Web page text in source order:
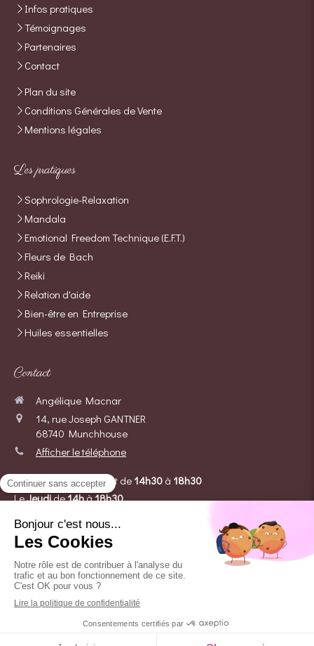
Infos pratiques
Témoignages
Partenaires
Contact
Plan du site
Conditions Générales de Vente
Mentions légales
Les pratiques
Sophrologie-Relaxation
Mandala
Emotional Freedom Technique (E.F.T.)
Fleurs de Bach
Reiki
Relation d'aide
Bien-être en Entreprise
Huiles essentielles
Contact
Angélique Macnar
14, rue Joseph GANTNER
68740 Munchhouse
Afficher le téléphone
LeMardide 9hà11h et de 14h30 à 18h30
LeJeudide14hà18h30
Le
Samedi 8h à
Prendre rendez-vous
Création et référencement du site par Simplébo
Site partenaire deInstitut Cassiopée